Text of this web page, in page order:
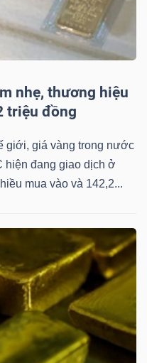
nhẹ, thương hiệu
triệu đồng
giới, giá vàng trong nước
hiện đang giao dịch ở
mua vào và 142,2...